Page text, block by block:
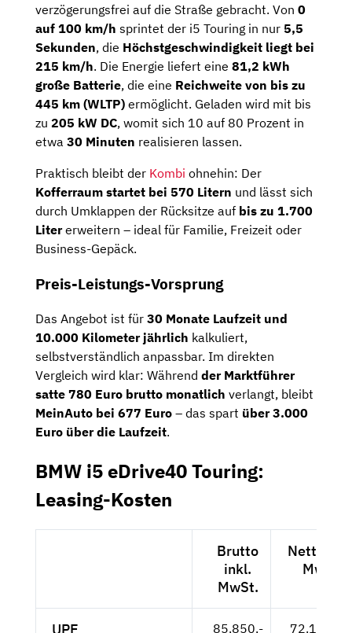
verzögerungsfrei auf die Straße gebracht. Von 0
auf 100 km/h sprintet der i5 Touring in nur 5,5
Sekunden, die Höchstgeschwindigkeit liegt bei
215 km/h. Die Energie liefert eine 81,2 kWh
große Batterie, die eine Reichweite von bis zu
445 km (WLTP) ermöglicht. Geladen wird mit bis
zu 205 kW DC, womit sich 10 auf 80 Prozent in
etwa 30 Minuten realisieren lassen.
Praktisch bleibt der Kombi ohnehin: Der
Kofferraum startet bei 570 Litern und lässt sich
durch Umklappen der Rücksitze auf bis zu 1.700
Litererweitern – ideal für Familie, Freizeit oder
Business-Gepäck.
Preis-Leistungs-Vorsprung
Das Angebot ist für 30 Monate Laufzeit und
10.000 Kilometer jährlich kalkuliert,
selbstverständlich anpassbar. Im direkten
Vergleich wird klar: Während der Marktführer
satte 780 Euro brutto monatlich verlangt, bleibt
MeinAuto bei 677 Euro – das spart über 3.000
Euro über die Laufzeit.
BMW i5 eDrive40 Touring:
Leasing-Kosten
Brutto
inkl.
MwSt.
Netto
MwSt.
85.850,- 72.143,--